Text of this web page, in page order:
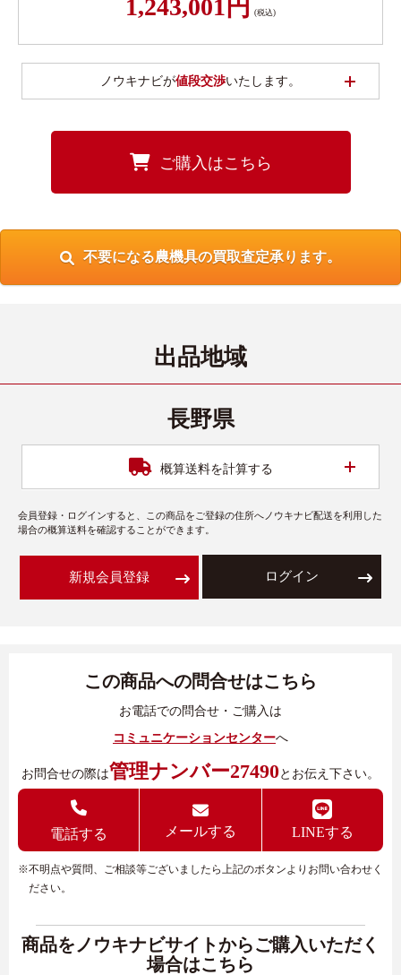
1,243,001円 (税込)
ノウキナビが値段交渉いたします。
ご購入はこちら
不要になる農機具の買取査定承ります。
出品地域
長野県
概算送料を計算する
会員登録・ログインすると、この商品をご登録の住所へノウキナビ配送を利用した
場合の概算送料を確認することができます。
新規会員登録 ログイン
この商品への問合せはこちら
お電話での問合せ・ご購入は
コミュニケーションセンターへ
お問合せの際は管理ナンバー27490とお伝え下さい。
電話する メールする LINEする
※不明点や質問、ご相談等ございましたら上記のボタンよりお問い合わせく
ださい。
商品をノウキナビサイトからご購入いただく
場合はこちら